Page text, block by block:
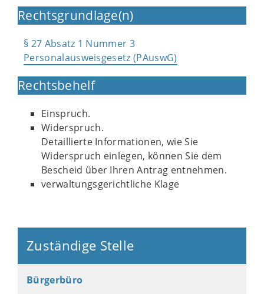
Rechtsgrundlage(n)
§ 27 Absatz 1 Nummer 3
Personalausweisgesetz (PAuswG)
Rechtsbehelf
Einspruch.
Widerspruch.
Detaillierte Informationen, wie Sie
Widerspruch einlegen, können Sie dem
Bescheid über Ihren Antrag entnehmen.
verwaltungsgerichtliche Klage
Zuständige Stelle
Bürgerbüro